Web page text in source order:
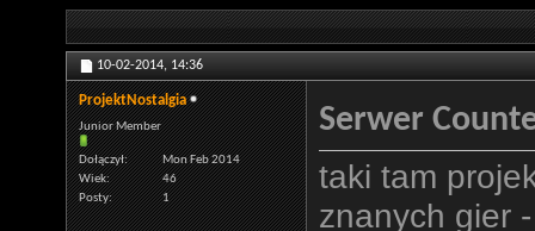
10-02-2014, 14:36
ProjektNostalgia
Junior Member
Dołączył
Mon Feb 2014
Wiek
46
Posty
1
Serwer
taki tam
znanych gier